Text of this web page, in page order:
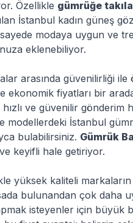
Özellikle gümrüğe
İstanbul kadın güneş
modaya uygun ve
eklenebiliyor.
arasında güvenilirliği ile
ekonomik fiyatları bir
ve güvenilir gönderim
modellerdeki İstanbul
bulabilirsiniz. Gümrük
keyifli hale getiriyor.
yüksek kaliteli
bulunandan çok daha
isteyenler için büyük